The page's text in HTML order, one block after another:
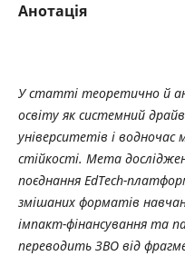
Анотація
У статті теоретично й
освіту як системний
університетів і водночас
стійкості. Мета
поєднання EdTech-
змішаних форматів
імпакт-фінансування та
переводить ЗВО від